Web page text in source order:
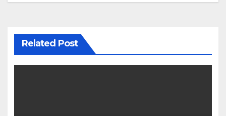
Related Post